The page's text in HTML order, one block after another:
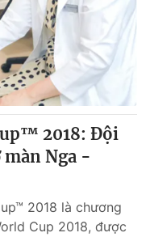
Nam
tử số 483/GP-BTTTT
Phạm Quốc Thắng,
355 932
2018: Đội
Nga -
2018 là chương
Cup 2018, được